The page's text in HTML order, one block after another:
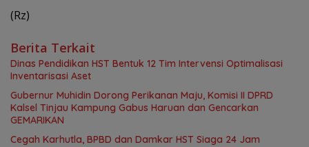
(Rz)
Berita Terkait
Dinas Pendidikan HST Bentuk 12 Tim Intervensi Optimalisasi
Inventarisasi Aset
Gubernur Muhidin Dorong Perikanan Maju, Komisi II DPRD
Kalsel Tinjau Kampung Gabus Haruan dan Gencarkan
GEMARIKAN
Cegah Karhutla, BPBD dan Damkar HST Siaga 24 Jam